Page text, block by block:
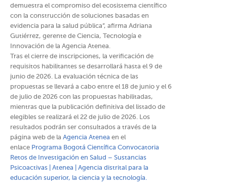
demuestra el compromiso del ecosistema científico
con la construcción de soluciones basadas en
evidencia para la salud pública”, afirma Adriana
Gutiérrez, gerente de Ciencia, Tecnología e
Innovación de la Agencia Atenea.
Tras el cierre de inscripciones, la verificación de
requisitos habilitantes se desarrollará hasta el 9 de
junio de 2026. La evaluación técnica de las
propuestas se llevará a cabo entre el 18 de junio y el 6
de julio de 2026 con las propuestas habilitadas,
mientras que la publicación definitiva del listado de
elegibles se realizará el 22 de julio de 2026. Los
resultados podrán ser consultados a través de la
página web de la Agencia Atenea en el
enlace Programa Bogotá Científica Convocatoria
Retos de Investigación en Salud – Sustancias
Psicoactivas | Atenea | Agencia distrital para la
educación superior, la ciencia y la tecnología. ​